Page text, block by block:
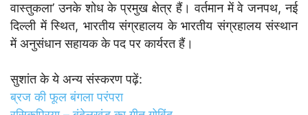
वास्तुकला’ उनके शोध के प्रमुख क्षेत्र हैं। वर्तमान में वे जनपथ, नई
दिल्ली में स्थित, भारतीय संग्रहालय के भारतीय संग्रहालय संस्थान
में अनुसंधान सहायक के पद पर कार्यरत हैं।
सुशांत के ये अन्य संस्करण पढ़ें:
ब्रज की फूल बंगला परंपरा